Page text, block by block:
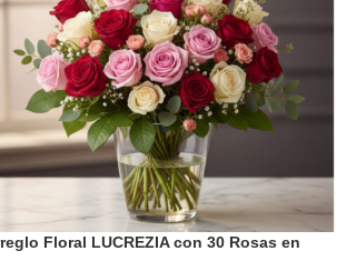
Floral LUCREZIA con 30 Rosas en